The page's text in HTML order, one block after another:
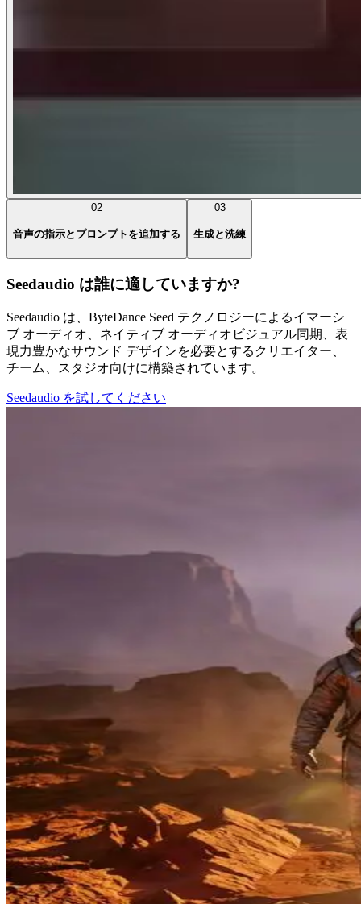
02
音声の指示とプロンプトを追加する
03
生成と洗練
Seedaudio は誰に適していますか?
Seedaudio は、ByteDance Seed テクノロジーによるイマーシ
ブ オーディオ、ネイティブ オーディオビジュアル同期、表
現力豊かなサウンド デザインを必要とするクリエイター、
チーム、スタジオ向けに構築されています。
Seedaudio を試してください